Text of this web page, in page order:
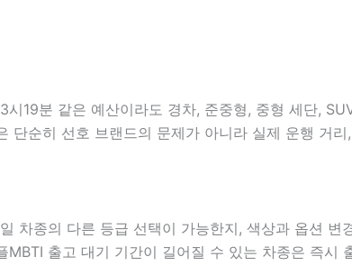
19분 같은 예산이라도 경차, 준중형, 중형 세단,
순히 선호 브랜드의 문제가 아니라 실제 운행 거
차종의 다른 등급 선택이 가능한지, 색상과 옵션 변
출고 대기 기간이 길어질 수 있는 차종은 즉시